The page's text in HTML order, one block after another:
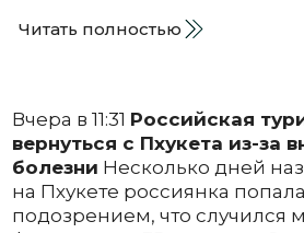
Читать полностью
Вчера в 11:31 Российская
вернуться с Пхукета из-за
болезни Несколько дней
на Пхукете россиянка
подозрением, что случился